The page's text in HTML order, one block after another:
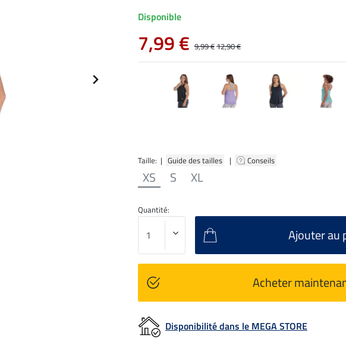
Taille: | Guide des tailles | Conseils
XS S XL
Disponible
7,99 € 9,99 €12,90 €
Quantité:
Ajouter au
Acheter
Disponibilité dans le MEGA STORE